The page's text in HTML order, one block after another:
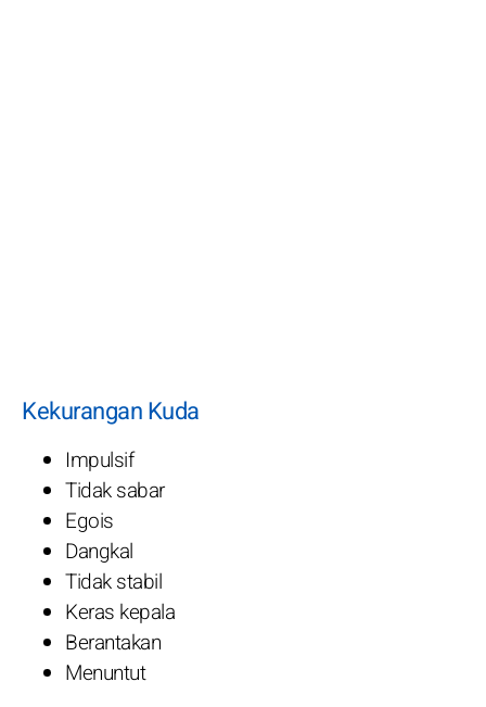
Kekurangan Kuda
Impulsif
Tidak sabar
Egois
Dangkal
Tidak stabil
Keras kepala
Berantakan
Menuntut